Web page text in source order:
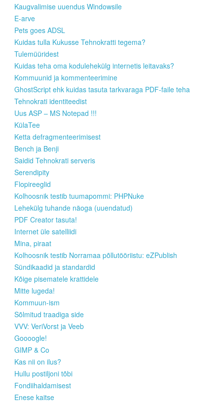
Kaugvalimise uuendus Windowsile
E-arve
Pets goes ADSL
Kuidas tulla Kukusse Tehnokratti tegema?
Tulemüüridest
Kuidas teha oma kodulehekülg internetis leitavaks?
Kommuunid ja kommenteerimine
GhostScript ehk kuidas tasuta tarkvaraga PDF-faile teha
Tehnokrati identiteedist
Uus ASP – MS Notepad !!!
KülaTee
Ketta defragmenteerimisest
Bench ja Benji
Saidid Tehnokrati serveris
Serendipity
Flopireeglid
Kolhoosnik testib tuumapommi: PHPNuke
Lehekülg tuhande näoga (uuendatud)
PDF Creator tasuta!
Internet üle satelliidi
Mina, piraat
Kolhoosnik testib Norramaa põllutööriistu: eZPublish
Sündikaadid ja standardid
Kõige pisematele krattidele
Mitte lugeda!
Kommuun-ism
Sõlmitud traadiga side
VVV: VeriVorst ja Veeb
Goooogle!
GIMP & Co
Kas nii on ilus?
Hullu postiljoni tõbi
Fondiihaldamisest
Enese kaitse